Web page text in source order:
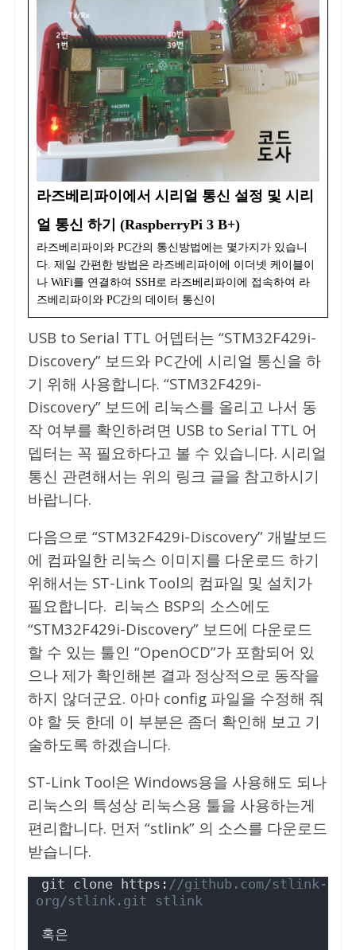
라즈베리파이에서 시리얼 통신 설정 및 시리
얼 통신 하기 (RaspberryPi 3 B+)
라즈베리파이와 PC간의 통신방법에는 몇가지가 있습니
다. 제일 간편한 방법은 라즈베리파이에 이더넷 케이블이
나 WiFi를 연결하여 SSH로 라즈베리파이에 접속하여 라
즈베리파이와 PC간의 데이터 통신이
USB to Serial TTL 어뎁터는 “STM32F429i-
Discovery” 보드와 PC간에 시리얼 통신을 하
기 위해 사용합니다. “STM32F429i-
Discovery” 보드에 리눅스를 올리고 나서 동
작 여부를 확인하려면 USB to Serial TTL 어
뎁터는 꼭 필요하다고 볼 수 있습니다. 시리얼
통신 관련해서는 위의 링크 글을 참고하시기
바랍니다.
다음으로 “STM32F429i-Discovery” 개발보드
에 컴파일한 리눅스 이미지를 다운로드 하기
위해서는 ST-Link Tool의 컴파일 및 설치가
필요합니다. 리눅스 BSP의 소스에도
“STM32F429i-Discovery” 보드에 다운로드
할 수 있는 툴인 “OpenOCD”가 포함되어 있
으나 제가 확인해본 결과 정상적으로 동작을
하지 않더군요. 아마 config 파일을 수정해 줘
야 할 듯 한데 이 부분은 좀더 확인해 보고 기
술하도록 하겠습니다.
ST-Link Tool은 Windows용을 사용해도 되나
리눅스의 특성상 리눅스용 툴을 사용하는게
편리합니다. 먼저 “stlink” 의 소스를 다운로드
받습니다.
git clone https: //github.com/stlink-
org/stlink.git stlink
혹은